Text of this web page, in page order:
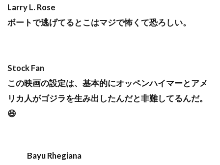
Larry L. Rose
ボートで逃げてるとこはマジで怖くて恐ろしい。
Stock Fan
この映画の設定は、基本的にオッペンハイマーとアメ
リカ人がゴジラを生み出したんだと非難してるんだ。
😆
Bayu Rhegiana